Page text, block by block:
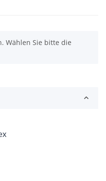
Wählen Sie bitte die